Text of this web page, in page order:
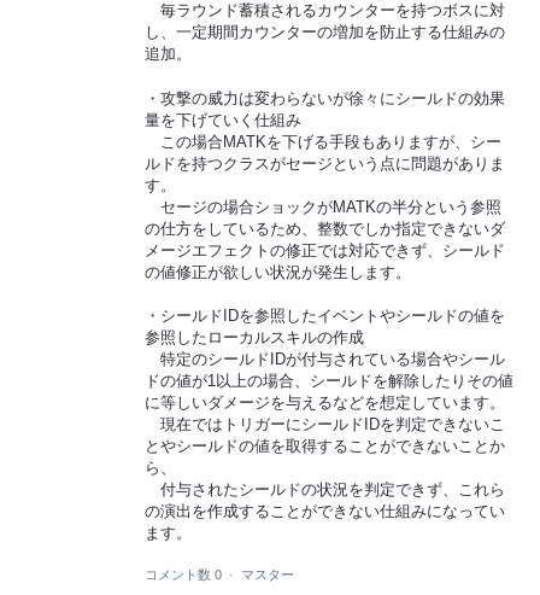
毎ラウンド蓄積されるカウンターを持つボスに対
し、一定期間カウンターの増加を防止する仕組みの
追加。
・攻撃の威力は変わらないが徐々にシールドの効果
量を下げていく仕組み
この場合MATKを下げる手段もありますが、シー
ルドを持つクラスがセージという点に問題がありま
す。
セージの場合ショックがMATKの半分という参照
の仕方をしているため、整数でしか指定できないダ
メージエフェクトの修正では対応できず、シールド
の値修正が欲しい状況が発生します。
・シールドIDを参照したイベントやシールドの値を
参照したローカルスキルの作成
特定のシールドIDが付与されている場合やシール
ドの値が1以上の場合、シールドを解除したりその値
に等しいダメージを与えるなどを想定しています。
現在ではトリガーにシールドIDを判定できないこ
とやシールドの値を取得することができないことか
ら、
付与されたシールドの状況を判定できず、これら
の演出を作成することができない仕組みになってい
ます。
コメント数 0 · マスター